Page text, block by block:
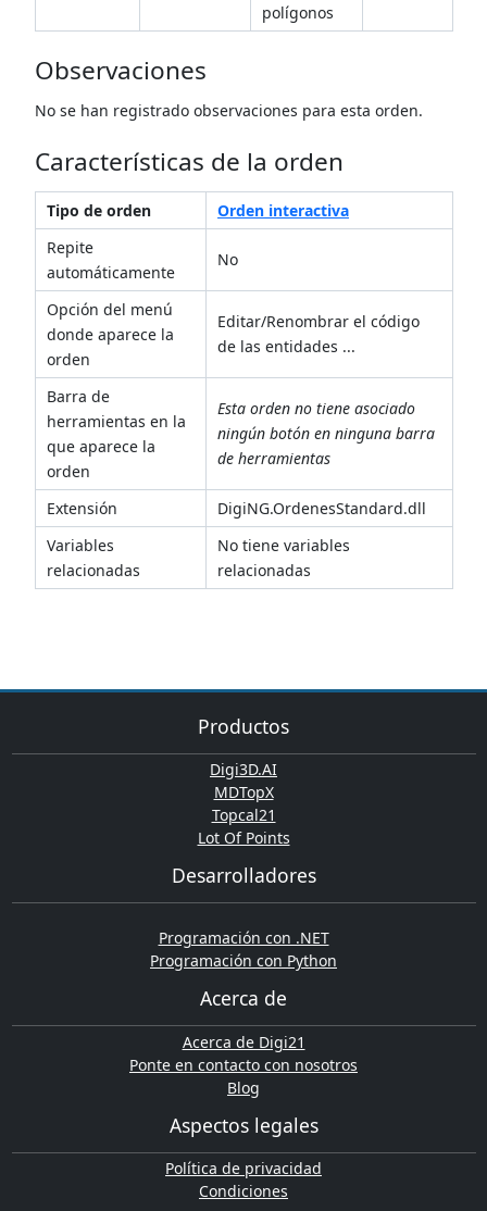
polígonos
Observaciones
No se han registrado observaciones para esta orden.
Características de la orden
Tipo de orden
Orden interactiva
Repite
automáticamente
No
Opción del menú
donde aparece la
orden
Editar/Renombrar el código
de las entidades ...
Barra de
herramientas en la
que aparece la
orden
Esta orden no tiene asociado
ningún botón en ninguna barra
de herramientas
Extensión
DigiNG.OrdenesStandard.dll
Variables
relacionadas
No tiene variables
relacionadas
Productos
Digi3D.AI
MDTopX
Topcal21
Lot Of Points
Desarrolladores
Programación con .NET
Programación con Python
Acerca de
Acerca de Digi21
Ponte en contacto con nosotros
Blog
Aspectos legales
Política de privacidad
Condiciones